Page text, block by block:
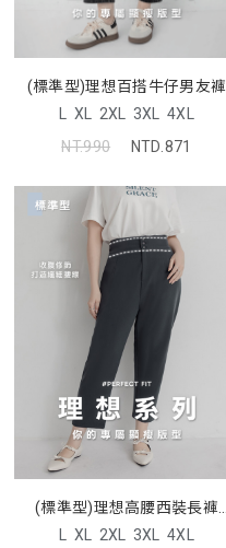
(標準型)理想百搭牛仔男友褲
L XL 2XL 3XL 4XL
NT.990
NTD.871
(標準型)理想高腰西裝長褲
MISS. 中大尺碼褲子
L XL 2XL 3XL 4XL